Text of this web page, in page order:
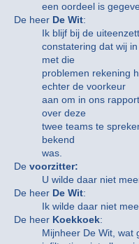
een oordeel is
De heer De Wit:
Ik blijf bij de
constatering dat wij
met die
problemen rekening
echter de voorkeur
aan om in ons
over deze
twee teams te
bekend
was.
De voorzitter:
U wilde daar niet
De heer De Wit:
Ik wilde daar niet
De heer Koekkoek:
Mijnheer De Wit, wat